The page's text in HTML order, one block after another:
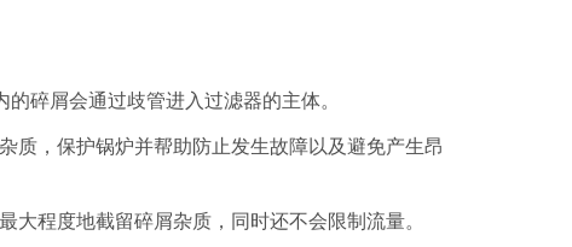
碎屑会通过歧管进入过滤器的主体。
质，保护锅炉并帮助防止发生故障以及避免产生昂
程度地截留碎屑杂质，同时还不会限制流量。